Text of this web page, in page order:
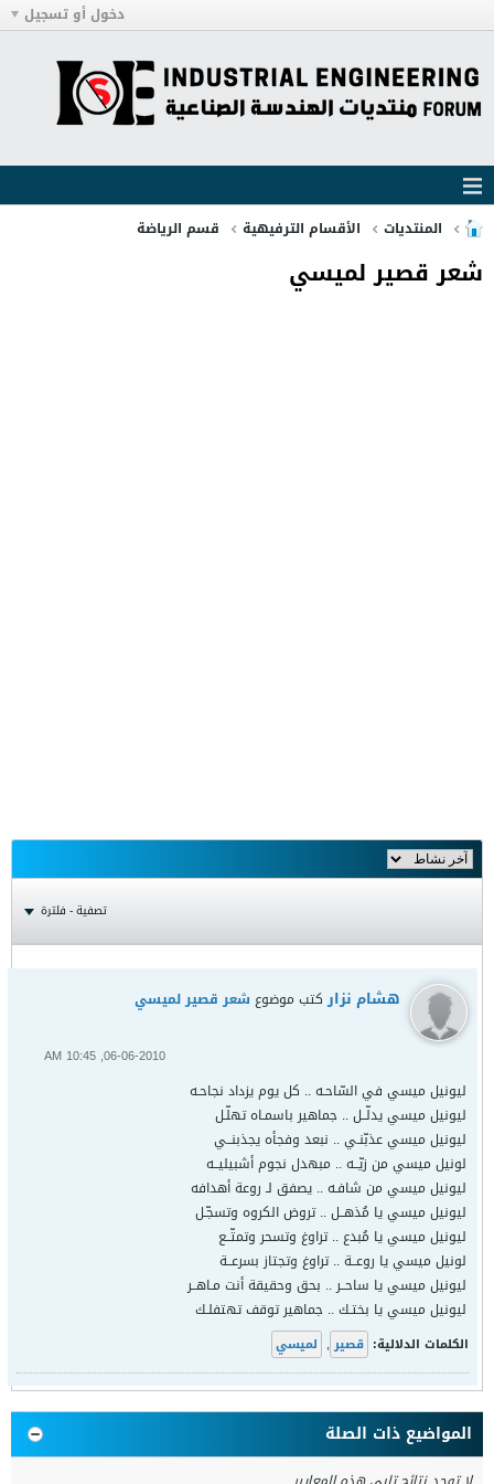
دخول أو تسجيل
المنتديات الأقسام الترفيهية قسم الرياضة
شعر قصير لميسي
تصفية - فلترة
هشام نزار كتب موضوع شعر قصير لميسي
06-06-2010, 10:45 AM
ليونيل ميسي في السّاحـه .. كل يوم يزداد نجاحـه
ليونيل ميسي يدلّــل .. جماهير باسمـاه تهلّـل
ليونيل ميسي عذبّنـي .. نبعد وفجأه يجذبنــي
لونيل ميسي من زيّــه .. مبهدل نجوم أشبيليــه
ليونيل ميسي من شافـه .. يصفق لـ روعة أهدافه
ليونيل ميسي يا مُذهــل .. تروض الكروه وتسجّـل
ليونيل ميسي يا مُبدع .. تراوغ وتسحر وتمتّــع
لونيل ميسي يا روعــة .. تراوغ وتجتاز بسرعــة
ليونيل ميسي يا ساحــر .. بحق وحقيقة أنت مـاهــر
ليونيل ميسي يا بختـك .. جماهير توقف تهتفلـك
الكلمات الدلالية: قصير , لميسي
المواضيع ذات الصلة